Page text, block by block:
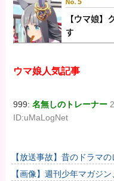
ウマ娘人気記事
999:名無しのトレーナー
ID:uMaLogNet
【放送事故】昔のドラマ
る・・・
【画像】週刊少年マガジ